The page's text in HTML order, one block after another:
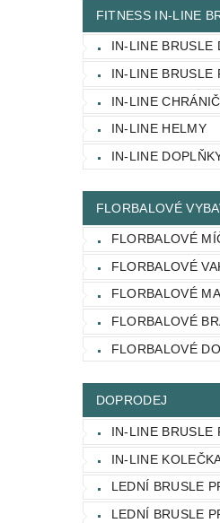
FITNESS IN-LINE
IN-LINE BRUSLE
IN-LINE BRUSLE
IN-LINE
IN-LINE HELMY
IN-LINE
FLORBALOVÉ
FLORBALOVÉ
FLORBALOVÉ
FLORBALOVÉ
FLORBALOVÉ
FLORBALOVÉ
DOPRODEJ
IN-LINE BRUSLE
IN-LINE
LEDNÍ BRUSLE
LEDNÍ BRUSLE